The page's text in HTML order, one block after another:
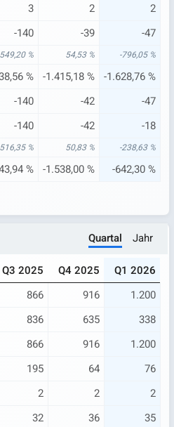
3 2
2
-140 -39 -47
% 54,53 % -796,05 %
% -1.415,18 % -1.628,76 %
-140 -42
-47
-140 -42 -18
% 50,83 % -238,63 %
% -1.538,00 % -642,30 %
Quartal Jahr
Q3 2025 Q4 2025
Q1 2026
866 916
1.200
836 635
338
866 916
1.200
195 64
76
2 2
2
32 36
35